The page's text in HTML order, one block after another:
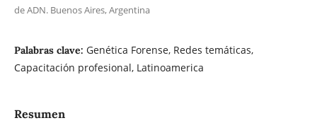
de ADN. Buenos Aires, Argentina
Palabras clave: Genética Forense, Redes temáticas,
Capacitación profesional, Latinoamerica
Resumen